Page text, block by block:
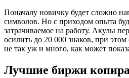
Поначалу новичку будет сложно
символов. Но с приходом опыта
затрачиваемое на работу. Акулы
осилить до 20 000 знаков, при
не так уж и много, как может
Лучшие биржи